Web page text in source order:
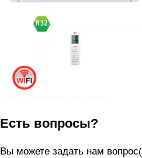
Есть вопросы?
Вы можете задать нам